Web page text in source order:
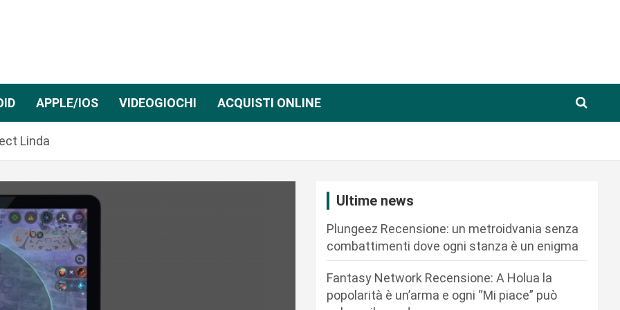
APPLE/IOS VIDEOGIOCHI ACQUISTI ONLINE
Linda
Ultime news
Plungeez Recensione: un metroidvania senza
combattimenti dove ogni stanza è un enigma
Fantasy Network Recensione: A Holua la
popolarità è un’arma e ogni “Mi piace” può